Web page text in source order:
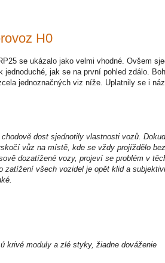
H0
se ukázalo jako velmi vhodné. Ovšem
jak se na první pohled zdálo.
jednoznačných viz níže. Uplatnily se i
dost sjednotily vlastnosti vozů.
vůz na místě, kde se vždy projíždělo bez
dozatížené vozy, projeví se problém v
všech vozidel je opět klid a
krivé moduly a zlé styky, žiadne dováženie